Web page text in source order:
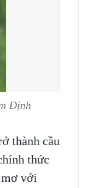
Định
thành cầu
thức
với